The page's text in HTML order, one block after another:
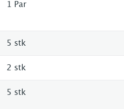
1 Par
5 stk
2 stk
5 stk